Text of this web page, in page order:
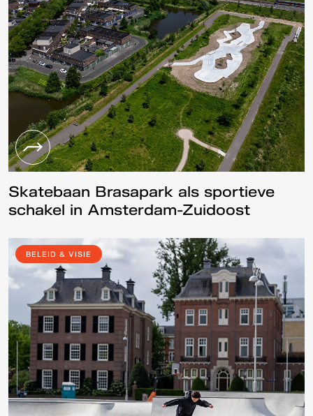
Skatebaan Brasapark als sportieve
schakel in Amsterdam-Zuidoost
BELEID & VISIE